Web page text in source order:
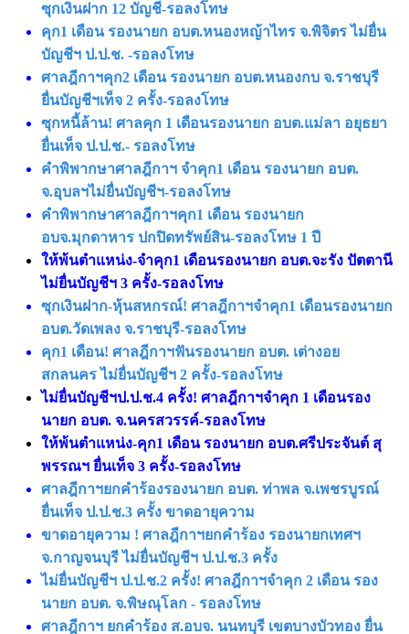
ซุกเงินฝาก 12 บัญชี-รอลงโทษ
คุก1 เดือน รองนายก อบต.หนองหญ้าไทร จ.พิจิตร ไม่ยื่น
บัญชีฯ ป.ป.ช. -รอลงโทษ
ศาลฎีกาฯคุก2 เดือน รองนายก อบต.หนองกบ จ.ราชบุรี
ยื่นบัญชีฯเท็จ 2 ครั้ง-รอลงโทษ
ซุกหนี้ล้าน! ศาลคุก 1 เดือนรองนายก อบต.แม่ลา อยุธยา
ยื่นเท็จ ป.ป.ช.- รอลงโทษ
คำพิพากษาศาลฎีกาฯ จำคุก1 เดือน รองนายก อบต.
จ.อุบลฯไม่ยื่นบัญชีฯ-รอลงโทษ
คำพิพากษาศาลฎีกาฯคุก1 เดือน รองนายก
อบจ.มุกดาหาร ปกปิดทรัพย์สิน-รอลงโทษ 1 ปี
ให้พ้นตำแหน่ง-จำคุก1 เดือนรองนายก อบต.จะรัง ปัตตานี
ไม่ยื่นบัญชีฯ 3 ครั้ง-รอลงโทษ
ซุกเงินฝาก-หุ้นสหกรณ์! ศาลฎีกาฯจำคุก1 เดือนรองนายก
อบต.วัดเพลง จ.ราชบุรี-รอลงโทษ
คุก1 เดือน! ศาลฎีกาฯฟันรองนายก อบต. เต่างอย
สกลนคร ไม่ยื่นบัญชีฯ 2 ครั้ง-รอลงโทษ
ไม่ยื่นบัญชีฯป.ป.ช.4 ครั้ง! ศาลฎีกาฯจำคุก 1 เดือนรอง
นายก อบต. จ.นครสวรรค์-รอลงโทษ
ให้พ้นตำแหน่ง-คุก1 เดือน รองนายก อบต.ศรีประจันต์ สุ
พรรณฯ ยื่นเท็จ 3 ครั้ง-รอลงโทษ
ศาลฎีกาฯยกคำร้องรองนายก อบต. ท่าพล จ.เพชรบูรณ์
ยื่นเท็จ ป.ป.ช.3 ครั้ง ขาดอายุความ
ขาดอายุความ ! ศาลฎีกาฯยกคำร้อง รองนายกเทศฯ
จ.กาญจนบุรี ไม่ยื่นบัญชีฯ ป.ป.ช.3 ครั้ง
ไม่ยื่นบัญชีฯ ป.ป.ช.2 ครั้ง! ศาลฎีกาฯจำคุก 2 เดือน รอง
นายก อบต. จ.พิษณุโลก - รอลงโทษ
ศาลฎีกาฯ ยกคำร้อง ส.อบจ. นนทบุรี เขตบางบัวทอง ยื่น